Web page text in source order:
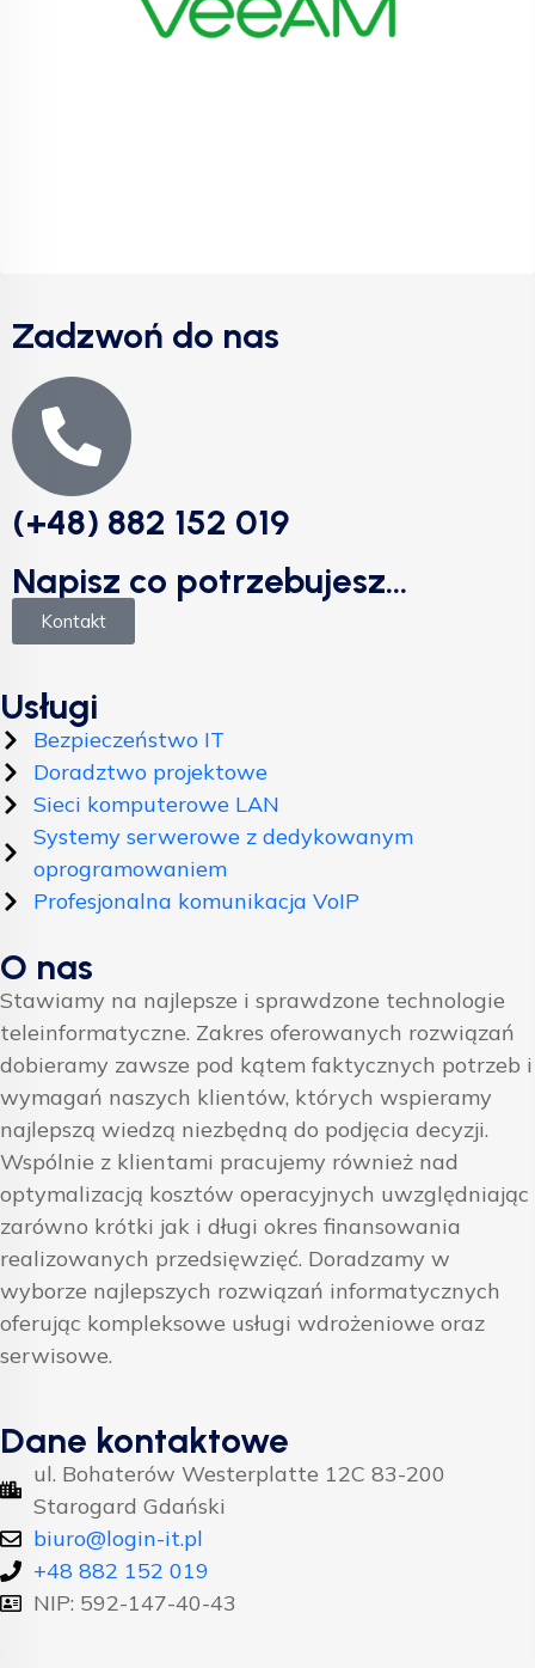
Zadzwoń do nas
(+48) 882 152 019
Napisz co potrzebujesz...
Kontakt
Usługi
Bezpieczeństwo IT
Doradztwo projektowe
Sieci komputerowe LAN
Systemy serwerowe z dedykowanym
oprogramowaniem
Profesjonalna komunikacja VoIP
O nas
Stawiamy na najlepsze i sprawdzone technologie
teleinformatyczne. Zakres oferowanych rozwiązań
dobieramy zawsze pod kątem faktycznych potrzeb i
wymagań naszych klientów, których wspieramy
najlepszą wiedzą niezbędną do podjęcia decyzji.
Wspólnie z klientami pracujemy również nad
optymalizacją kosztów operacyjnych uwzględniając
zarówno krótki jak i długi okres finansowania
realizowanych przedsięwzięć. Doradzamy w
wyborze najlepszych rozwiązań informatycznych
oferując kompleksowe usługi wdrożeniowe oraz
serwisowe.
Dane kontaktowe
ul. Bohaterów Westerplatte 12C 83-200
Starogard Gdański
biuro@login-it.pl
+48 882 152 019
NIP: 592-147-40-43